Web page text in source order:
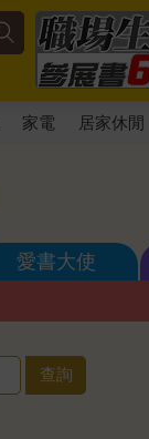
家電 居家休閒
愛書大使